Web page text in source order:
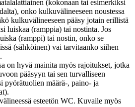
(kokonaan tai esimerkiksi
onko kulkuvälineeseen noustessa
kulkuvälineeseen pääsy jotain erillistä
luiskaa (ramppia) tai nostinta. Jos
(ramppi) tai nostin, onko se
(sähköinen) vai tarvitaanko siihen
on hyvä mainita myös rajoitukset, jotka
pääsyyn tai sen turvalliseen
pyörätuolien määrä-, paino- ja
esteetön WC. Kuvaile myös